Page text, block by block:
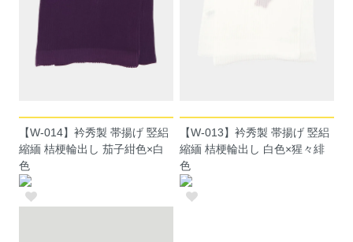
【W-014】衿秀製 帯揚げ 竪絽
縮緬 桔梗輪出し 茄子紺色×白
色
【W-013】衿秀製 帯揚げ 竪絽
縮緬 桔梗輪出し 白色×猩々緋
色